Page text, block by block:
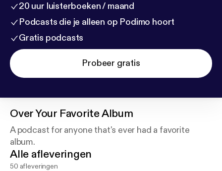
20 uur luisterboeken / maand
Podcasts die je alleen op Podimo hoort
Gratis podcasts
Probeer gratis
OverYour Favorite Album
A podcast for anyone that's ever had a favorite
album.
Alle afleveringen
50 afleveringen